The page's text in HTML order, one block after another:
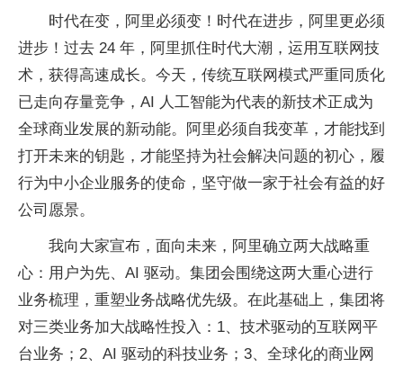
时代在变，阿里必须变！时代在进步，阿里更必须
进步！过去 24 年，阿里抓住时代大潮，运用互联网技
术，获得高速成长。今天，传统互联网模式严重同质化
已走向存量竞争，AI 人工智能为代表的新技术正成为
全球商业发展的新动能。阿里必须自我变革，才能找到
打开未来的钥匙，才能坚持为社会解决问题的初心，履
行为中小企业服务的使命，坚守做一家于社会有益的好
公司愿景。
我向大家宣布，面向未来，阿里确立两大战略重
心：用户为先、AI 驱动。集团会围绕这两大重心进行
业务梳理，重塑业务战略优先级。在此基础上，集团将
对三类业务加大战略性投入：1、技术驱动的互联网平
台业务；2、AI 驱动的科技业务；3、全球化的商业网